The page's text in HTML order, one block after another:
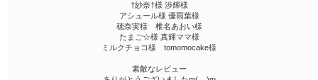
†紗奈†様 渉輝様
アシュール様 優雨葉様
穂奈実様 椎名あおい様
たまご☆様 真輝ママ様
ミルクチョコ様 tomomocake様
素敵なレビュー